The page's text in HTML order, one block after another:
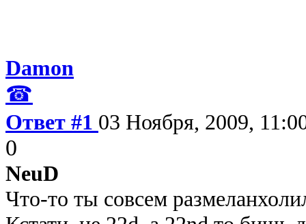
Damon
☎
Ответ #1 03 Ноября, 2009,
0
NeuD
Что-то ты совсем